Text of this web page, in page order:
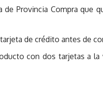
Provincia Compra que
de crédito antes de
con dos tarjetas a la